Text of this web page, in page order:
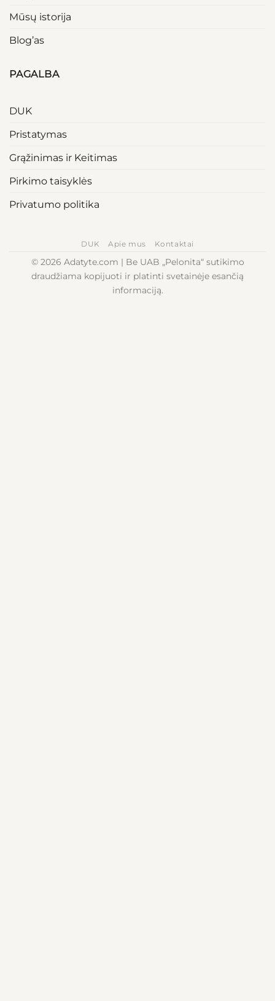
Mūsų istorija
Blog’as
PAGALBA
DUK
Pristatymas
Grąžinimas ir Keitimas
Pirkimo taisyklės
Privatumo politika
DUK Apie mus Kontaktai
© 2026 Adatyte.com | Be UAB „Pelonita“ sutikimo
draudžiama kopijuoti ir platinti svetainėje esančią
informaciją.